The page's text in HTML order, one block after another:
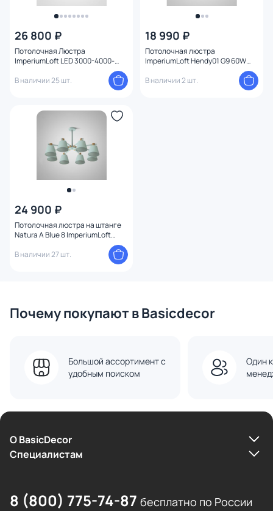
26 800 ₽
Потолочная Люстра
ImperiumLoft LED 3000-4000-
(теплый,белый,холодный) 13W
В наличии 25 шт.
18 990 ₽
Потолочная люстра
ImperiumLoft Hendy01 G9 60W
В наличии 2 шт.
24 900 ₽
Потолочная люстра на штанге
Natura A Blue 8 ImperiumLoft
В наличии 27 шт.
Почему покупают в Basicdecor
Большой ассортимент с
удобным поиском
Один
О BasicDecor
Cпециалистам
8 (800) 775-74-87 бесплатно по России